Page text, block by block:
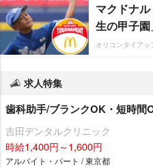
マクドナ
生の甲子園
オリコンタイアッ
求人特集
歯科助手/ブランクOK・短時間
吉田デンタルクリニック
時給1,400円～1,600円
アルバイト・パート / 東京都